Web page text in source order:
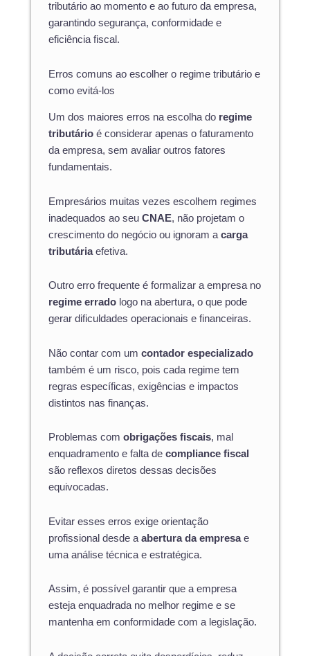
tributário ao momento e ao futuro da empresa,
garantindo segurança, conformidade e
eficiência fiscal.
Erros comuns ao escolher o regime tributário e
como evitá-los
Um dos maiores erros na escolha do regime
tributário é considerar apenas o faturamento
da empresa, sem avaliar outros fatores
fundamentais.
Empresários muitas vezes escolhem regimes
inadequados ao seu CNAE, não projetam o
crescimento do negócio ou ignoram a carga
tributáriaefetiva.
Outro erro frequente é formalizar a empresa no
regime errado logo na abertura, o que pode
gerar dificuldades operacionais e financeiras.
Não contar com um contador especializado
também é um risco, pois cada regime tem
regras específicas, exigências e impactos
distintos nas finanças.
Problemas com obrigações fiscais, mal
enquadramento e falta de compliance fiscal
são reflexos diretos dessas decisões
equivocadas.
Evitar esses erros exige orientação
profissional desde a abertura da empresae
uma análise técnica e estratégica.
Assim, é possível garantir que a empresa
esteja enquadrada no melhor regime e se
mantenha em conformidade com a legislação.